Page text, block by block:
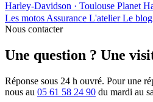
Harley-Davidson · Toulouse Planet
Les motos Assurance L'atelierLe blog
Nous contacter
Une question ? Une
Réponse sous 24 h ouvré. Pour une
nous au 05 61 58 24 90 du mardi au